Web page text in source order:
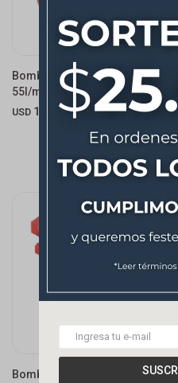
Bomba Autocebante 1hp -
55l/min - 46mts
USD 150,00
Bomba Sumergible Agua